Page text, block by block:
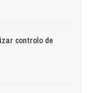
controlo de